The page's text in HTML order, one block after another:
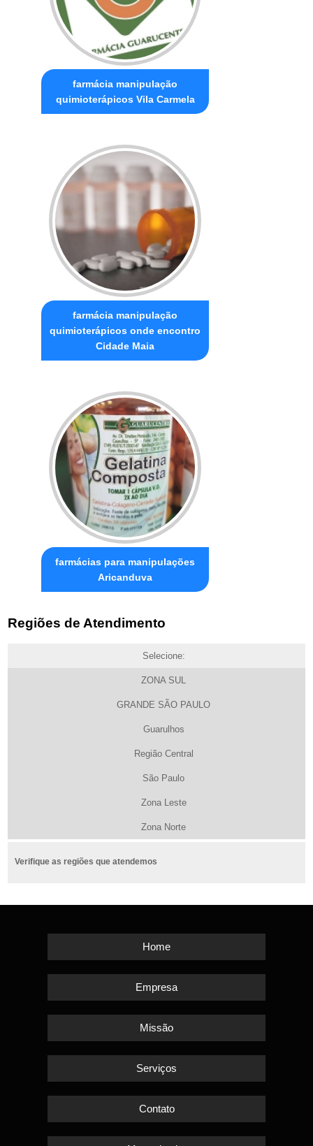
farmácia manipulação
quimioterápicos Vila Carmela
farmácia manipulação
quimioterápicos onde encontro
Cidade Maia
farmácias para manipulações
Aricanduva
Regiões de Atendimento
Selecione:
ZONA SUL
GRANDE SÃO PAULO
Guarulhos
Região Central
São Paulo
Zona Leste
Zona Norte
Verifique as regiões que atendemos
Home
Empresa
Missão
Serviços
Contato